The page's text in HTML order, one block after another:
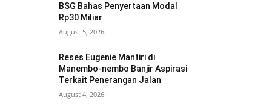
BSG Bahas Penyertaan Modal
Rp30 Miliar
August 5, 2026
Reses Eugenie Mantiri di
Manembo-nembo Banjir Aspirasi
Terkait Penerangan Jalan
August 4, 2026